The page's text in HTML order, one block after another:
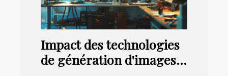
Impact des technologies
de génération d'images